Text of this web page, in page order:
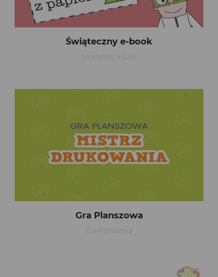
Świąteczny e-book
Świąteczny e-book
Gra Planszowa
Gra Planszowa